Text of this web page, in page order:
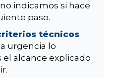
indicamos si hace
paso.
técnicos
urgencia lo
alcance explicado